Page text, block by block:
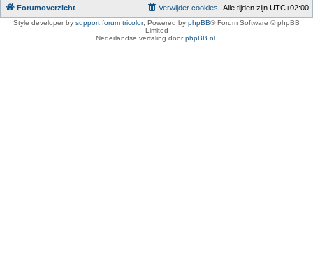
Forumoverzicht Alle tijden zijn UTC+02:00
Verwijder cookies
Style developer by support forum tricolor, Powered by phpBB® Forum Software © phpBB
Limited
Nederlandse vertaling doorphpBB.nl